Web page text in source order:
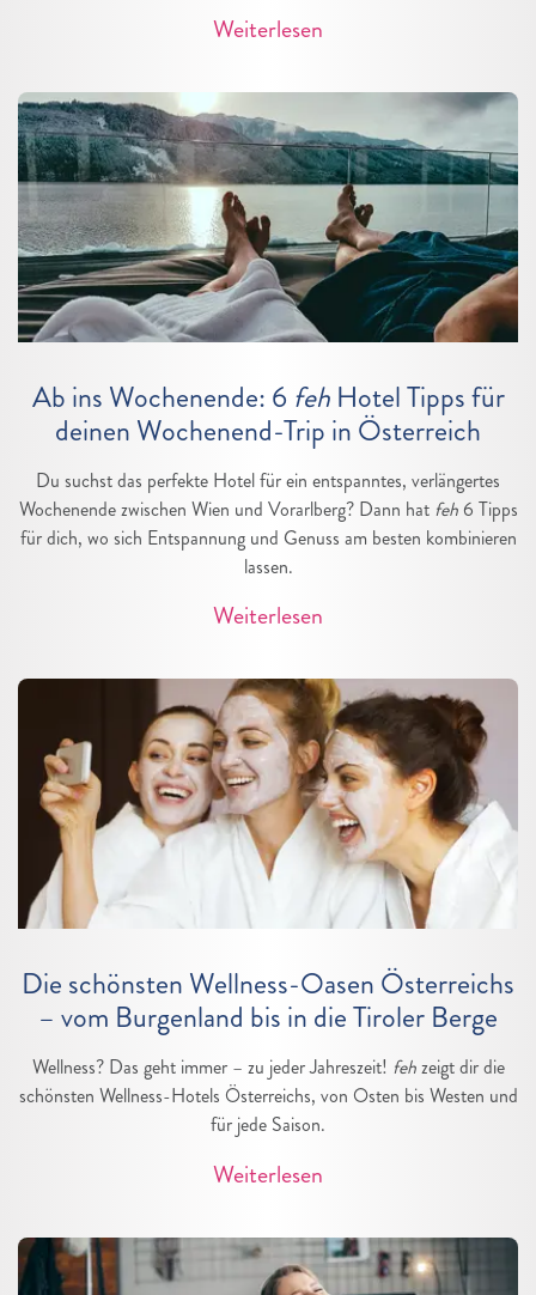
Weiterlesen
Ab ins Wochenende: 6 fehHotel Tipps für
deinen Wochenend-Trip in Österreich
Du suchst das perfekte Hotel für ein entspanntes, verlängertes
Wochenende zwischen Wien und Vorarlberg? Dann hat feh6 Tipps
für dich, wo sich Entspannung und Genuss am besten kombinieren
lassen.
Weiterlesen
Die schönsten Wellness-Oasen Österreichs
– vom Burgenland bis in die Tiroler Berge
Wellness? Das geht immer – zu jeder Jahreszeit! fehzeigt dir die
schönsten Wellness-Hotels Österreichs, von Osten bis Westen und
für jede Saison.
Weiterlesen